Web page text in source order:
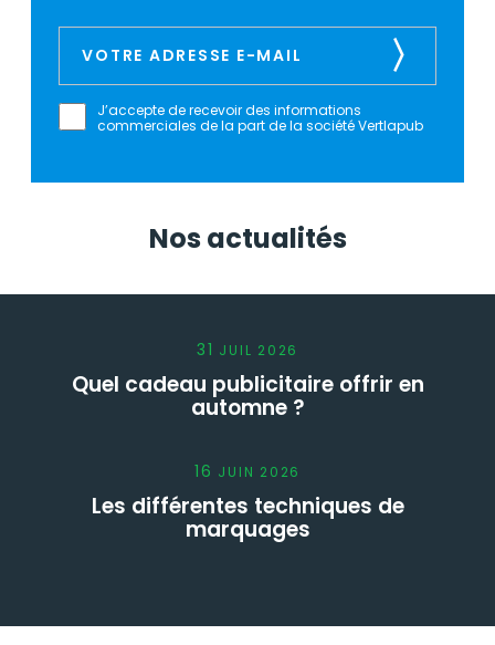
J’accepte de recevoir des informations
commerciales de la part de la société Vertlapub
Nos actualités
31 JUIL 2026
Quel cadeau publicitaire offrir en
automne ?
16 JUIN 2026
Les différentes techniques de
marquages